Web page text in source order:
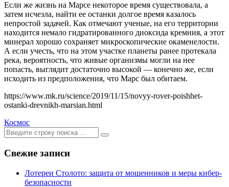
Если же жизнь на Марсе некоторое время существовала, а
затем исчезла, найти ее останки долгое время казалось
непростой задачей. Как отмечают ученые, на его территории
находится немало гидратированного диоксида кремния, а этот
минерал хорошо сохраняет микроскопические окаменелости.
А если учесть, что на этом участке планеты ранее протекала
река, вероятность, что живые организмы могли на нее
попасть, выглядит достаточно высокой — конечно же, если
исходить из предположения, что Марс был обитаем.
https://www.mk.ru/science/2019/11/15/novyy-rover-poishhet-
ostanki-drevnikh-marsian.html
Космос
Ищем:
[текст]
Свежие записи
Лотереи Столото: защита от мошенников и меры кибер-
безопасности